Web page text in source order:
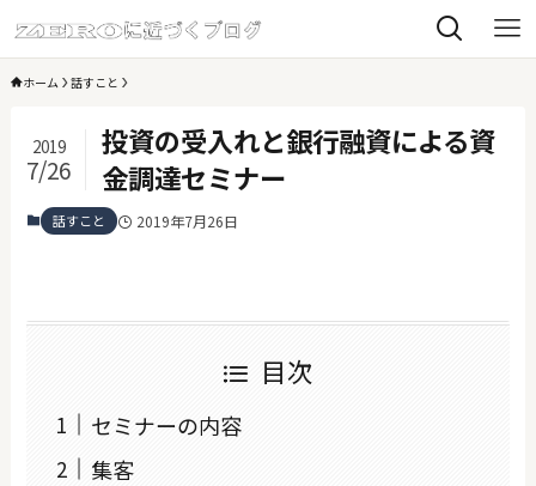
ホーム 話すこと
投資の受入れと銀行融資による資
金調達セミナー
2019
7/26
話すこと 2019年7月26日
目次
セミナーの内容
集客